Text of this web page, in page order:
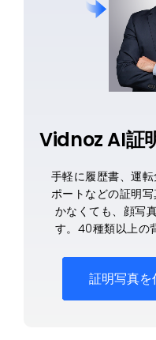
Vidnoz AI証
手軽に履歴書、運
ポートなどの証明
かなくても、顔写
す。40種類以上の
証明写真を